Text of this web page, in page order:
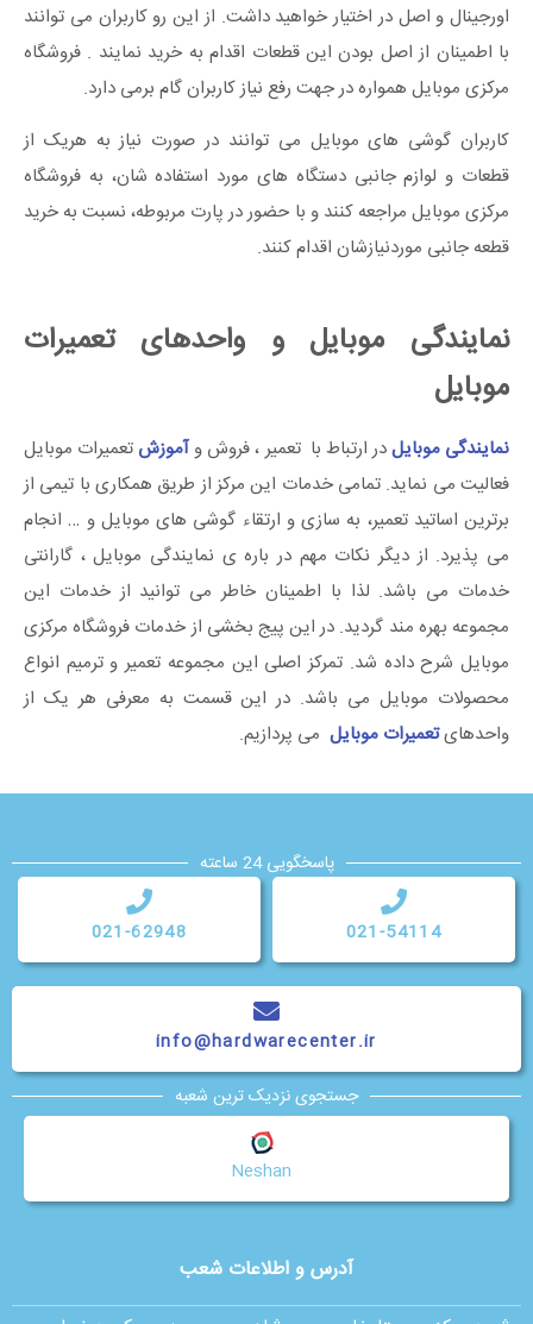
اورجینال و اصل در اختیار خواهید داشت. از این رو کاربران می توانند
با اطمینان از اصل بودن این قطعات اقدام به خرید نمایند . فروشگاه
مرکزی موبایل همواره در جهت رفع نیاز کاربران گام برمی دارد.
کاربران گوشی های موبایل می توانند در صورت نیاز به هریک از
قطعات و لوازم جانبی دستگاه های مورد استفاده شان، به فروشگاه
مرکزی موبایل مراجعه کنند و با حضور در پارت مربوطه، نسبت به خرید
قطعه جانبی موردنیازشان اقدام کنند.
نمایندگی موبایل و واحدهای تعمیرات
موبایل
نمایندگی موبایلدر ارتباط با تعمیر ، فروش و آموزش تعمیرات موبایل
فعالیت می نماید. تمامی خدمات این مرکز از طریق همکاری با تیمی از
برترین اساتید تعمیر، به سازی و ارتقاء گوشی های موبایل و … انجام
می پذیرد. از دیگر نکات مهم در باره ی نمایندگی موبایل ، گارانتی
خدمات می باشد. لذا با اطمینان خاطر می توانید از خدمات این
مجموعه بهره مند گردید. در این پیج بخشی از خدمات فروشگاه مرکزی
موبایل شرح داده شد. تمرکز اصلی این مجموعه تعمیر و ترمیم انواع
محصولات موبایل می باشد. در این قسمت به معرفی هر یک از
واحدهایتعمیرات موبایل می پردازیم.
آدرس و اطلاعات شعب
پاسخگویی 24 ساعته
021-54114
021-62948
info@hardwarecenter.ir
جستجوی نزدیک ترین شعبه
Neshan